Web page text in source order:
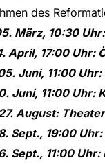
des
März, 10:30
April, 17:00
Juni, 11:00
Juni, 11:00
August:
Sept., 19:00
Sept., 11:00